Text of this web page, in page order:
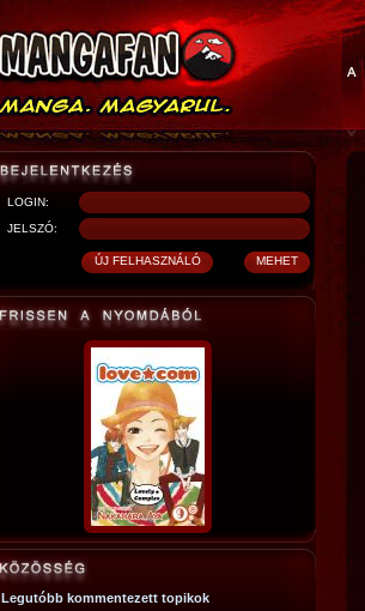
LOGIN:
JELSZÓ:
Legutóbb kommentezett topikok